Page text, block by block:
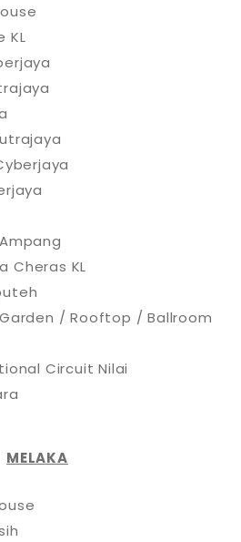
KL
Cheras KL
/ Rooftop / Ballroom
Circuit Nilai
MELAKA